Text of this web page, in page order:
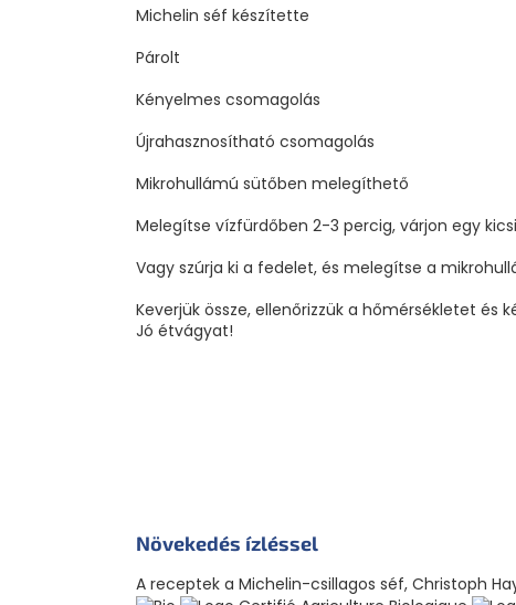
Michelin séf készítette
Párolt
Kényelmes csomagolás
Újrahasznosítható csomagolás
Mikrohullámú sütőben melegíthető
Melegítse vízfürdőben 2-3 percig, várjon egy
Vagy szúrja ki a fedelet, és melegítse a
Keverjük össze, ellenőrizzük a hőmérsékletet és
Jó étvágyat!
Növekedés ízléssel
A receptek a Michelin-csillagos séf, Christoph